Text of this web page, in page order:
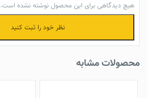
هیچ دیدگاهی برای این محصول نوشته نشده است.
نظر خود را ثبت کنید
محصولات مشابه